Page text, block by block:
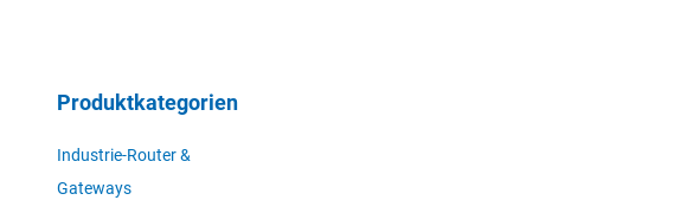
Produktkategorien
Industrie-Router &
Gateways